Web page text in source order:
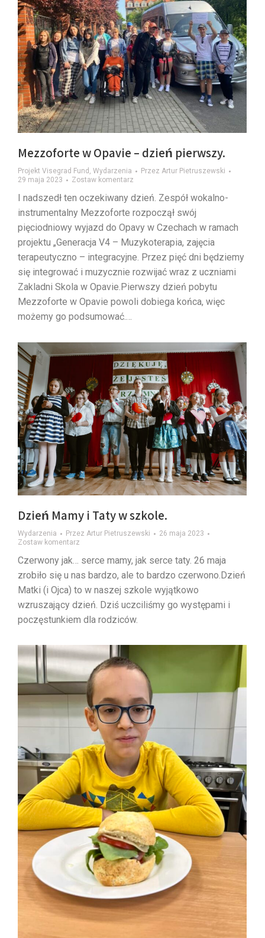
Mezzoforte w Opavie – dzień pierwszy.
Projekt Visegrad Fund , Wydarzenia Przez Artur Pietruszewski
29 maja 2023
Zostaw komentarz
I nadszedł ten oczekiwany dzień. Zespół wokalno-
instrumentalny Mezzoforte rozpoczął swój
pięciodniowy wyjazd do Opavy w Czechach w ramach
projektu „Generacja V4 – Muzykoterapia, zajęcia
terapeutyczno – integracyjne. Przez pięć dni będziemy
się integrować i muzycznie rozwijać wraz z uczniami
Zakladni Skola w Opavie.Pierwszy dzień pobytu
Mezzoforte w Opavie powoli dobiega końca, więc
możemy go podsumować.…
Dzień Mamy i Taty w szkole.
Wydarzenia Przez Artur Pietruszewski
26 maja 2023
Zostaw komentarz
Czerwony jak… serce mamy, jak serce taty. 26 maja
zrobiło się u nas bardzo, ale to bardzo czerwono.Dzień
Matki (i Ojca) to w naszej szkole wyjątkowo
wzruszający dzień. Dziś uczciliśmy go występami i
poczęstunkiem dla rodziców.